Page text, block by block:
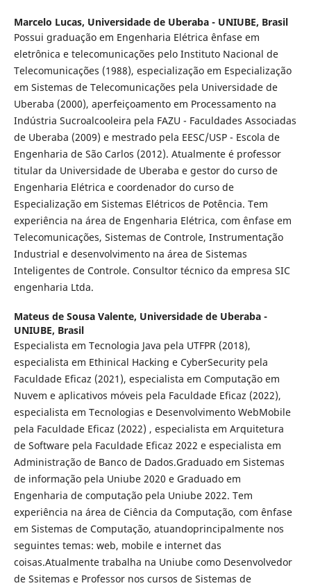
Marcelo Lucas, Universidade de Uberaba - UNIUBE, Brasil
Possui graduação em Engenharia Elétrica ênfase em
eletrônica e telecomunicações pelo Instituto Nacional de
Telecomunicações (1988), especialização em Especialização
em Sistemas de Telecomunicações pela Universidade de
Uberaba (2000), aperfeiçoamento em Processamento na
Indústria Sucroalcooleira pela FAZU - Faculdades Associadas
de Uberaba (2009) e mestrado pela EESC/USP - Escola de
Engenharia de São Carlos (2012). Atualmente é professor
titular da Universidade de Uberaba e gestor do curso de
Engenharia Elétrica e coordenador do curso de
Especialização em Sistemas Elétricos de Potência. Tem
experiência na área de Engenharia Elétrica, com ênfase em
Telecomunicações, Sistemas de Controle, Instrumentação
Industrial e desenvolvimento na área de Sistemas
Inteligentes de Controle. Consultor técnico da empresa SIC
engenharia Ltda.
Mateus de Sousa Valente, Universidade de Uberaba -
UNIUBE, Brasil
Especialista em Tecnologia Java pela UTFPR (2018),
especialista em Ethinical Hacking e CyberSecurity pela
Faculdade Eficaz (2021), especialista em Computação em
Nuvem e aplicativos móveis pela Faculdade Eficaz (2022),
especialista em Tecnologias e Desenvolvimento WebMobile
pela Faculdade Eficaz (2022) , especialista em Arquitetura
de Software pela Faculdade Eficaz 2022 e especialista em
Administração de Banco de Dados.Graduado em Sistemas
de informação pela Uniube 2020 e Graduado em
Engenharia de computação pela Uniube 2022. Tem
experiência na área de Ciência da Computação, com ênfase
em Sistemas de Computação, atuandoprincipalmente nos
seguintes temas: web, mobile e internet das
coisas.Atualmente trabalha na Uniube como Desenvolvedor
de Ssitemas e Professor nos cursos de Sistemas de